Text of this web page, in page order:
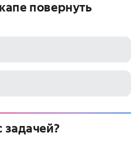
повернуть
задачей?